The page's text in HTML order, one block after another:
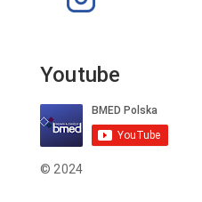
Youtube
© 2024